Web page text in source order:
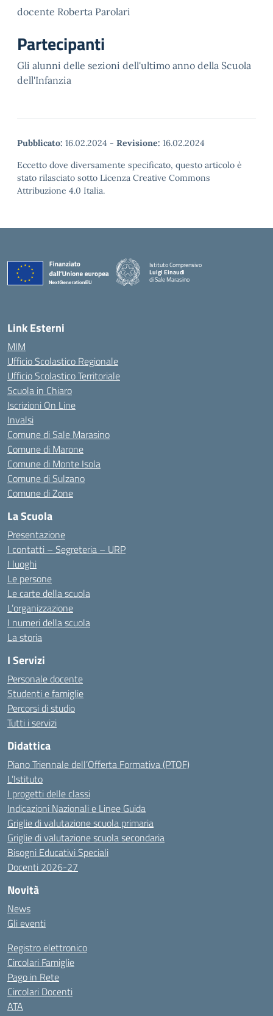
docente Roberta Parolari
Partecipanti
Gli alunni delle sezioni dell'ultimo anno della Scuola
dell'Infanzia
Pubblicato: 16.02.2024 - Revisione: 16.02.2024
Eccetto dove diversamente specificato, questo articolo è
stato rilasciato sotto Licenza Creative Commons
Attribuzione 4.0 Italia.
Istituto Comprensivo
Luigi Einaudi
di Sale Marasino
Link Esterni
MIM
Ufficio Scolastico Regionale
Ufficio Scolastico Territoriale
Scuola in Chiaro
Iscrizioni On Line
Invalsi
Comune di Sale Marasino
Comune di Marone
Comune di Monte Isola
Comune di Sulzano
Comune di Zone
La Scuola
Presentazione
I contatti – Segreteria – URP
I luoghi
Le persone
Le carte della scuola
L’organizzazione
I numeri della scuola
La storia
I Servizi
Personale docente
Studenti e famiglie
Percorsi di studio
Tutti i servizi
Didattica
Piano Triennale dell’Offerta Formativa (PTOF)
L’Istituto
I progetti delle classi
Indicazioni Nazionali e Linee Guida
Griglie di valutazione scuola primaria
Griglie di valutazione scuola secondaria
Bisogni Educativi Speciali
Docenti 2026-27
Novità
News
Gli eventi
Registro elettronico
Circolari Famiglie
Pago in Rete
Circolari Docenti
ATA